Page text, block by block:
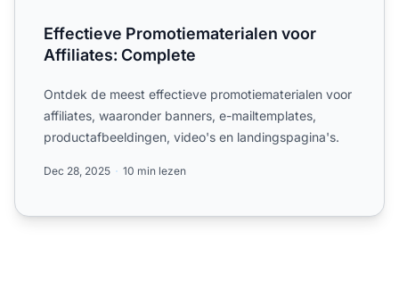
Effectieve Promotiematerialen voor
Affiliates: Complete
Ontdek de meest effectieve promotiematerialen voor
affiliates, waaronder banners, e-mailtemplates,
productafbeeldingen, video's en landingspagina's.
Dec 28, 2025 10 min lezen